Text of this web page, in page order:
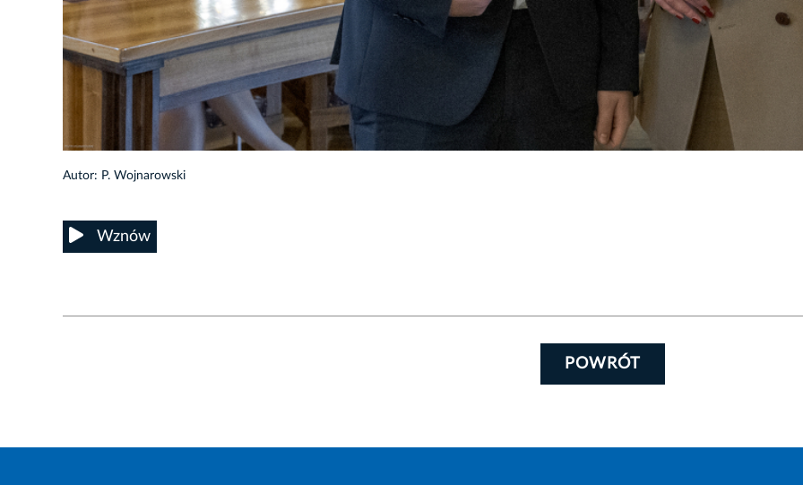
Autor: P. Wojnarowski
Wznów
POWRÓT